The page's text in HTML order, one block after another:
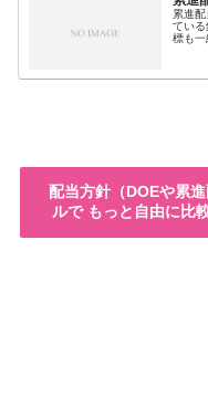
累進
ている
標も一
配当方針（DOEや累
ルで もっと自由に比